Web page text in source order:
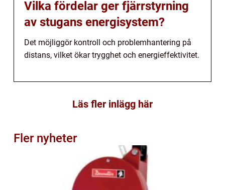
Vilka fördelar ger fjärrstyrning
av stugans energisystem?
Det möjliggör kontroll och problemhantering på
distans, vilket ökar trygghet och energieffektivitet.
Läs fler inlägg här
Fler nyheter